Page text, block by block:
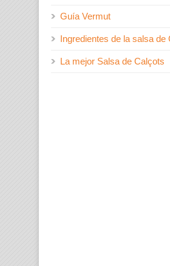
Guía Vermut
Ingredientes de la salsa de
La mejor Salsa de Calçots